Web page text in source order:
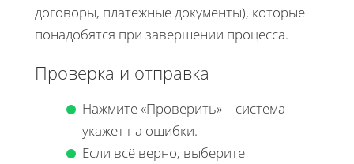
договоры, платежные документы), которые
понадобятся при завершении процесса.
Проверка и отправка
Нажмите «Проверить» – система
укажет на ошибки.
Если всё верно, выберите